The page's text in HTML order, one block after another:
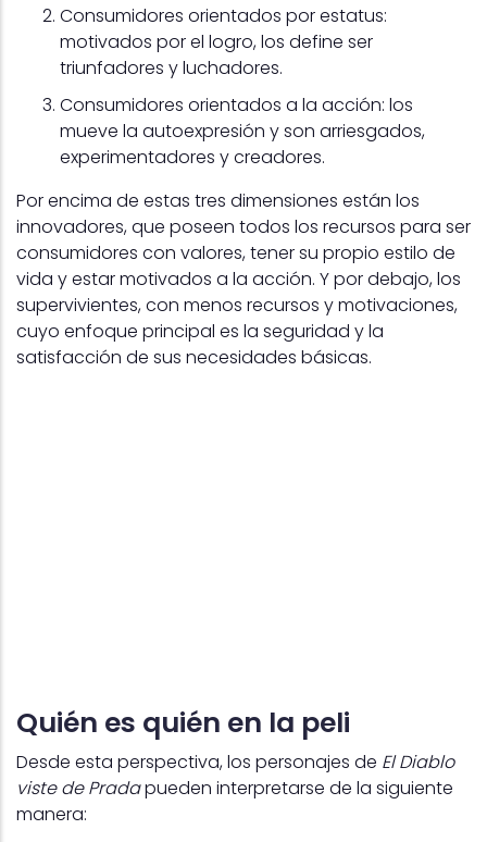
Consumidores orientados por estatus:
motivados por el logro, los define ser
triunfadores y luchadores.
Consumidores orientados a la acción: los
mueve la autoexpresión y son arriesgados,
experimentadores y creadores.
Por encima de estas tres dimensiones están los
innovadores, que poseen todos los recursos para ser
consumidores con valores, tener su propio estilo de
vida y estar motivados a la acción. Y por debajo, los
supervivientes, con menos recursos y motivaciones,
cuyo enfoque principal es la seguridad y la
satisfacción de sus necesidades básicas.
Quién es quién en la peli
Desde esta perspectiva, los personajes de El Diablo
viste de Pradapueden interpretarse de la siguiente
manera: